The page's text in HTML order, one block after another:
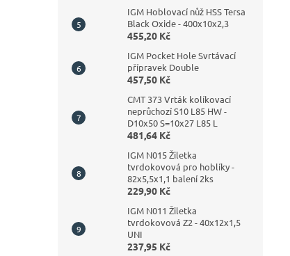
IGM Hoblovací nůž HSS Tersa
Black Oxide - 400x10x2,3
455,20 Kč
IGM Pocket Hole Svrtávací
přípravek Double
457,50 Kč
CMT 373 Vrták kolíkovací
neprůchozí S10 L85 HW -
D10x50 S=10x27 L85 L
481,64 Kč
IGM N015 Žiletka
tvrdokovová pro hoblíky -
82x5,5x1,1 balení 2ks
229,90 Kč
IGM N011 Žiletka
tvrdokovová Z2 - 40x12x1,5
UNI
237,95 Kč